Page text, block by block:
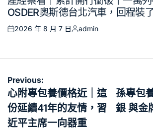
in
OSDER奧斯德台北汽車，回程裝
Posted
2026 年 8 月 7 日
Posted
admin
文
章
導
覽
Previous:
心附專包養價格近｜這
份延續41年的友情，習
近平主席一向器重
孫專包
銀 與金